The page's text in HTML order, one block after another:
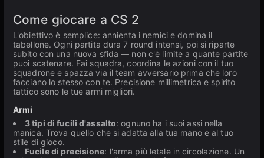
Come giocare a CS 2
L'obiettivo è semplice: annienta i nemici e domina il
tabellone. Ogni partita dura 7 round intensi, poi si riparte
subito con una nuova sfida — non c'è limite a quante partite
puoi scatenare. Fai squadra, coordina le azioni con il tuo
squadrone e spazza via il team avversario prima che loro
facciano lo stesso con te. Precisione millimetrica e spirito
tattico sono le tue armi migliori.
Armi
3 tipi di fucili d'assalto: ognuno ha i suoi assi nella
manica. Trova quello che si adatta alla tua mano e al tuo
stile di gioco.
Fucile di precisione: l'arma più letale in circolazione. Un